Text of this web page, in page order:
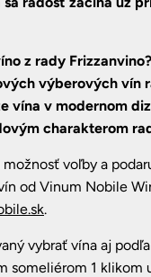
z rady
výberových vín
vína v modernom
charakterom
voľby a
od Vinum Nobile
.
vybrať vína aj
someliérom 1 klikom